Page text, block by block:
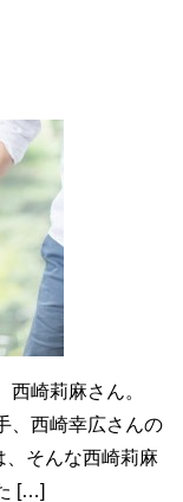
西崎莉麻さん。
、西崎幸広さんの
そんな西崎莉麻
[…]